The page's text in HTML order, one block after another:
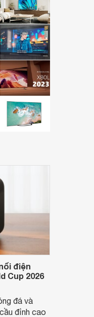
43 inch 4K KD-
đ
điện
Cup 2026
đá và
đỉnh cao